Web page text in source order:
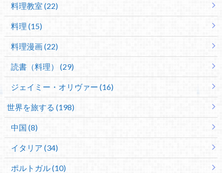
料理教室 (22)
料理 (15)
料理漫画 (22)
読書（料理） (29)
ジェイミー・オリヴァー (16)
世界を旅する (198)
中国 (8)
イタリア (34)
ポルトガル (10)